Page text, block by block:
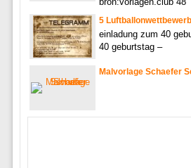
5
einladung zum 40
40 geburtstag –
Malvorlage Schaefer